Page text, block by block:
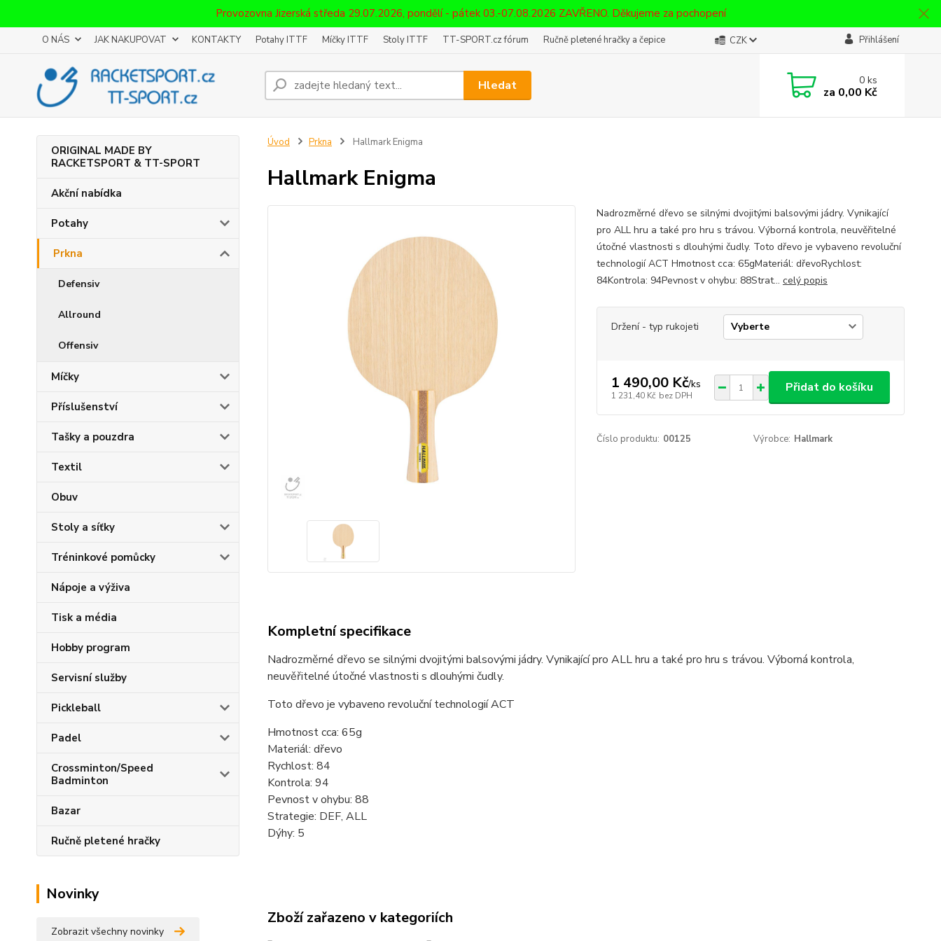
Provozovna Jizerská středa 29.07.2026, pondělí - pátek 03.-07.08.2026 ZAVŘENO. Děkujeme za pochopení
O NÁS JAK NAKUPOVAT KONTAKTY Potahy ITTF Míčky ITTF Stoly ITTF TT-SPORT.cz fórum Ručně pletené hračky a čepice CZK Přihlášení
Hledat 0ks
za 0,00 Kč
ORIGINAL MADE BY
RACKETSPORT & TT-SPORT
Akční nabídka
Potahy
Prkna
Defensiv
Allround
Offensiv
Míčky
Příslušenství
Tašky a pouzdra
Textil
Obuv
Stoly a síťky
Tréninkové pomůcky
Nápoje a výživa
Tisk a média
Hobby program
Servisní služby
Pickleball
Padel
Crossminton/Speed
Badminton
Bazar
Ručně pletené hračky
Novinky
Zobrazit všechny novinky
Úvod Prkna Hallmark Enigma
Hallmark Enigma
Nadrozměrné dřevo se silnými dvojitými balsovými jádry. Vynikající
pro ALL hru a také pro hru s trávou. Výborná kontrola, neuvěřitelné
útočné vlastnosti s dlouhými čudly. Toto dřevo je vybaveno revoluční
technologií ACT Hmotnost cca: 65gMateriál: dřevoRychlost:
84Kontrola: 94Pevnost v ohybu: 88Strat... celý popis
Držení - typ rukojeti
1 490,00 Kč/ks
1 231,40 Kč bez DPH
Přidat do košíku
Číslo produktu: 00125 Výrobce: Hallmark
Kompletní specifikace
Nadrozměrné dřevo se silnými dvojitými balsovými jádry. Vynikající pro ALL hru a také pro hru s trávou. Výborná kontrola,
neuvěřitelné útočné vlastnosti s dlouhými čudly.
Toto dřevo je vybaveno revoluční technologií ACT
Hmotnost cca: 65g
Materiál: dřevo
Rychlost: 84
Kontrola: 94
Pevnost v ohybu: 88
Strategie: DEF, ALL
Dýhy: 5
Zboží zařazeno v kategoriích